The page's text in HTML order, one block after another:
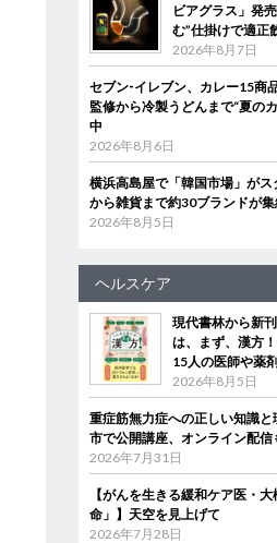
ビアグラス」発
む”仕掛けで適正
2026年8月7日
セブン‐イレブン、カレー15
監修から冷製うどんまで“夏の
中
2026年8月6日
横浜高島屋で「韓国市場」が
から雑貨まで約30ブランドが
2026年8月5日
ヘルスケア
現代書林から新
は、まず、漢方
15人の医師や薬
2026年8月5日
重症筋無力症への正しい知識
市で公開講座、オンライン配信
2026年7月31日
【がんを生きる緩和ケア医・
命」】天空を見上げて
2026年7月28日